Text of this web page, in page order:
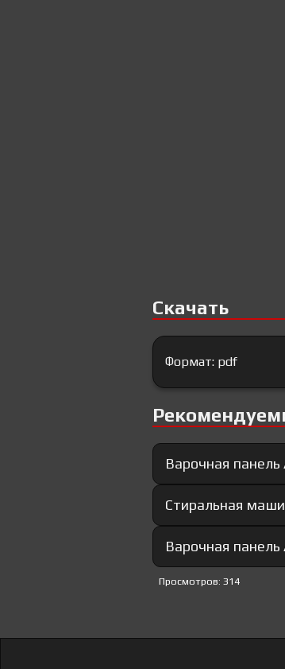
Скачать
Формат: pdf
Варочная панель
Стиральная
Варочная панель
Просмотров: 314